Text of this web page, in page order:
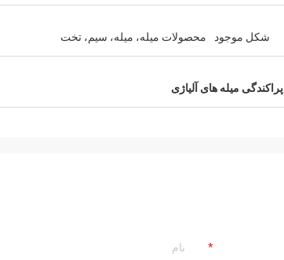
شکل موجود محصولات میله، میله، سیم، تخت
میله های آلیاژی